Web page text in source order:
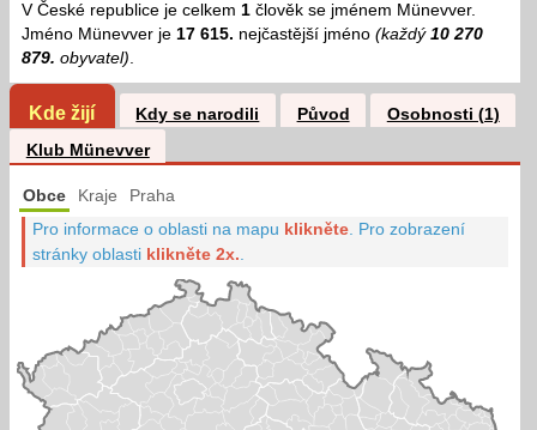
V České republice je celkem 1člověk se jménem Münevver.
Jméno Münevver je 17 615. nejčastější jméno (každý 10 270
879. obyvatel).
Kde žijí Kdy se narodili Původ
Osobnosti (1)
Klub Münevver
Obce Kraje Praha
Pro informace o oblasti na mapu klikněte Pro zobrazení
stránky oblasti klikněte 2x.